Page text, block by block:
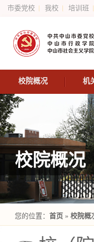
市委党校 我校 培训班
校院概况 机
校院概况
您的位置： 首页 » 校院概